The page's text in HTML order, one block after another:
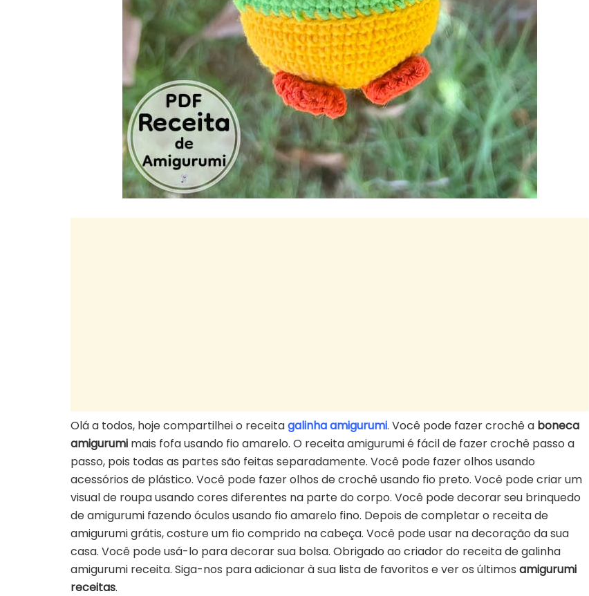
Olá a todos, hoje compartilhei o receitagalinha amigurumi. Você pode fazer crochê a boneca
amigurumi mais fofa usando fio amarelo. O receita amigurumi é fácil de fazer crochê passo a
passo, pois todas as partes são feitas separadamente. Você pode fazer olhos usando
acessórios de plástico. Você pode fazer olhos de crochê usando fio preto. Você pode criar um
visual de roupa usando cores diferentes na parte do corpo. Você pode decorar seu brinquedo
de amigurumi fazendo óculos usando fio amarelo fino. Depois de completar o receita de
amigurumi grátis, costure um fio comprido na cabeça. Você pode usar na decoração da sua
casa. Você pode usá-lo para decorar sua bolsa. Obrigado ao criador do receita de galinha
amigurumi receita. Siga-nos para adicionar à sua lista de favoritos e ver os últimos amigurumi
receitas.